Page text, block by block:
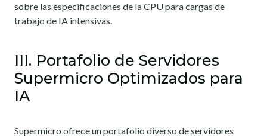
sobre las especificaciones de la CPU para cargas de
trabajo de IA intensivas.
III. Portafolio de Servidores
Supermicro Optimizados para
IA
Supermicro ofrece un portafolio diverso de servidores